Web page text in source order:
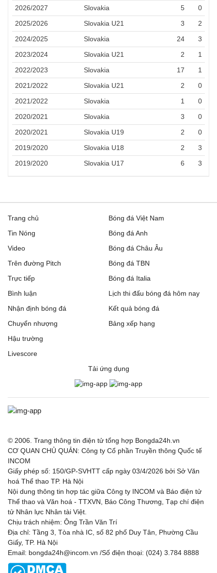
2026/2027 Slovakia 5
0
2025/2026
Slovakia U21 3
2
2024/2025
Slovakia 24
3
2023/2024
Slovakia U21 2
1
2022/2023
Slovakia 17
1
2021/2022
Slovakia U21 2
0
2021/2022
Slovakia 1
0
2020/2021
Slovakia 3
0
2020/2021
Slovakia U19 2
0
2019/2020
Slovakia U18 2
3
2019/2020
Slovakia U17 6 3
Trang chủ
Tin Nóng
Video
Trên đường Pitch
Trực tiếp
Bóng đá Việt Nam
Bóng đá Anh
Bóng đá Châu Âu
Bóng đá TBN
Bóng đá Italia
Bình luận
Nhận định bóng đá
Chuyển nhượng
Hậu trường
Livescore
Lịch thi đấu bóng đá hôm nay
Kết quả bóng đá
Bảng xếp hạng
Tải ứng dụng
© 2006. Trang thông tin điện tử tổng hợp Bongda24h.vn
CƠ QUAN CHỦ QUẢN: Công ty Cổ phần Truyền thông Quốc tế
INCOM
Giấy phép số: 150/GP-SVHTT cấp ngày 03/4/2026 bởi Sở Văn
hoá Thể thao TP. Hà Nội
Nội dung thông tin hợp tác giữa Công ty INCOM và Báo điện tử
Thể thao và Văn hoá - TTXVN, Báo Công Thương, Tạp chí điện
tử Nhân lực Nhân tài Việt.
Chịu trách nhiệm: Ông Trần Văn Trí
Địa chỉ: Tầng 3, Tòa nhà IC, số 82 phố Duy Tân, Phường Cầu
Giấy, TP. Hà Nội
Email: bongda24h@incom.vn /Số điện thoại: (024) 3.784 8888